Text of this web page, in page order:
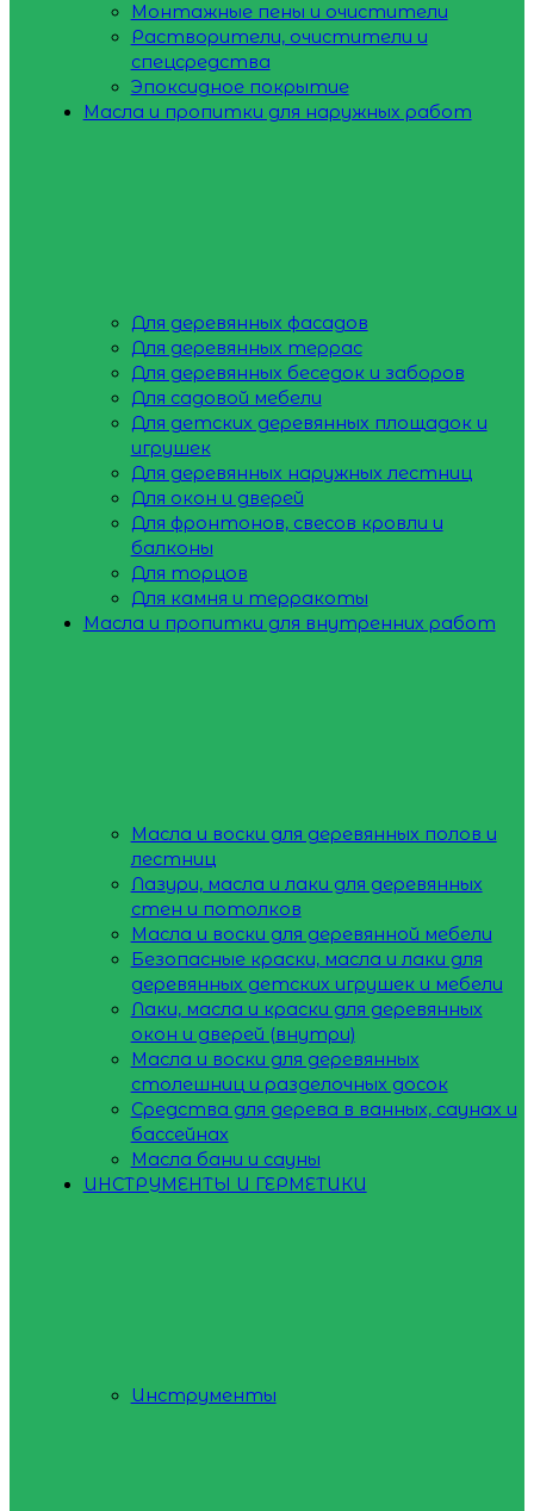
Монтажные пены и очистители
Растворители, очистители и
спецсредства
Эпоксидное покрытие
Масла и пропитки для наружных работ
Для деревянных фасадов
Для деревянных террас
Для деревянных беседок и заборов
Для садовой мебели
Для детских деревянных площадок и
игрушек
Для деревянных наружных лестниц
Для окон и дверей
Для фронтонов, свесов кровли и
балконы
Для торцов
Для камня и терракоты
Масла и пропитки для внутренних работ
Масла и воски для деревянных полов и
лестниц
Лазури, масла и лаки для деревянных
стен и потолков
Масла и воски для деревянной мебели
Безопасные краски, масла и лаки для
деревянных детских игрушек и мебели
Лаки, масла и краски для деревянных
окон и дверей (внутри)
Масла и воски для деревянных
столешниц и разделочных досок
Средства для дерева в ванных, саунах и
бассейнах
Масла бани и сауны
ИНСТРУМЕНТЫ И ГЕРМЕТИКИ
Инструменты